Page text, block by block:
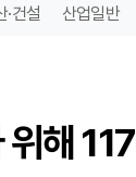
·건설 산업일반
위해